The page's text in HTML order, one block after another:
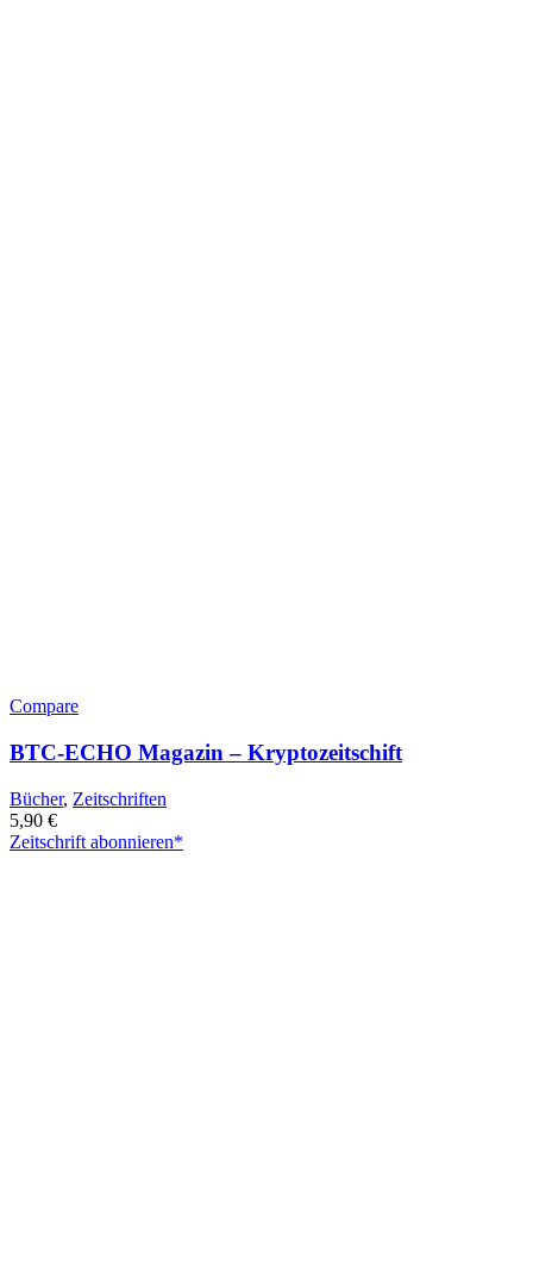
Compare
BTC-ECHO Magazin – Kryptozeitschift
Bücher, Zeitschriften
5,90 €
Zeitschrift abonnieren*